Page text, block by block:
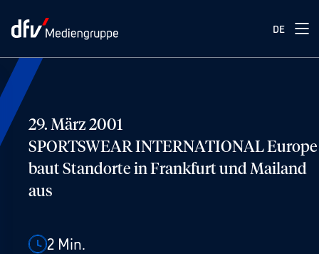
DE
29. März 2001
SPORTSWEAR INTERNATIONAL Europe
baut Standorte in Frankfurt und Mailand
aus
2 Min.